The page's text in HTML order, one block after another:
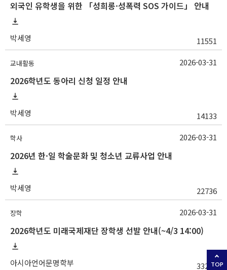
외국인 유학생을 위한 「성희롱·성폭력 SOS 가이드」 안내
박세영 11551
교내활동
2026학년도 동아리 신청 일정 안내
박세영 14133
2026-03-31
학사
2026년 한·일 학술문화 및 청소년 교류사업 안내
박세영 22736
2026-03-31
장학
2026학년도 미래국제재단 장학생 선발 안내(~4/3 14:00)
아시아언어문명학부 33200
2026-03-31
TOP